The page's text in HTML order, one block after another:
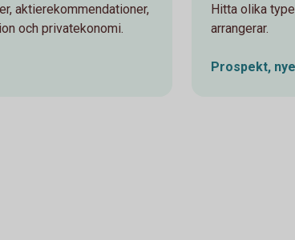
aktierekommendationer,
och privatekonomi.
Hitta olika
arrangerar.
Prospekt,